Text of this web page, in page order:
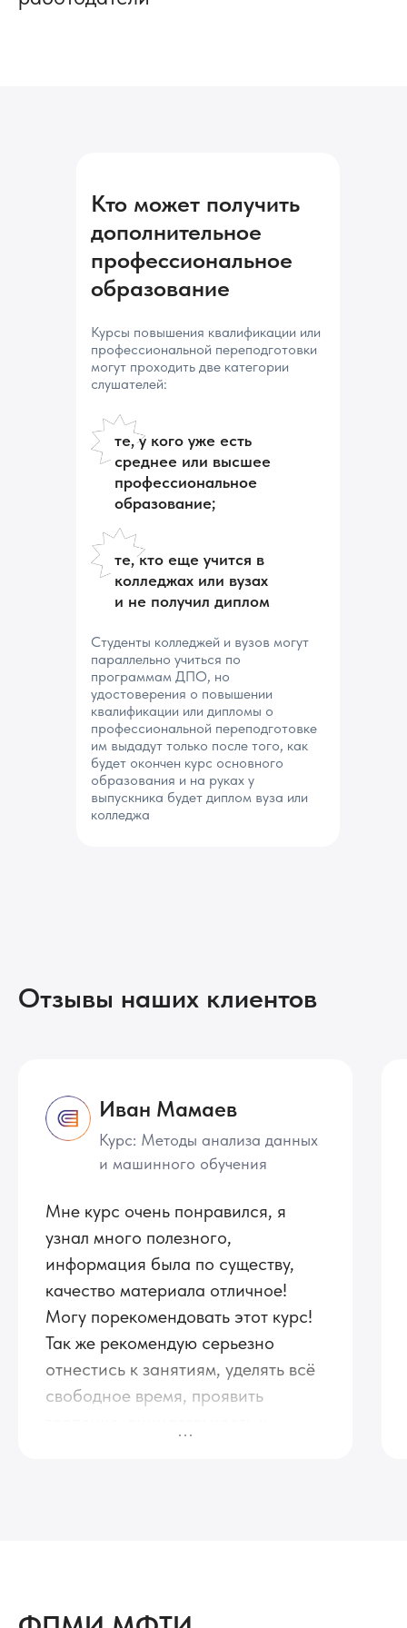
Кто может получить
дополнительное
профессиональное
образование
те, у кого уже есть
среднее или высшее
профессиональное
образование;
Курсы повышения квалификации или
профессиональной переподготовки
могут проходить две категории
слушателей:
те, кто еще учится в
колледжах или вузах
и не получил диплом
Студенты колледжей и вузов могут
параллельно учиться по
программам ДПО, но
удостоверения о повышении
квалификации или дипломы о
профессиональной переподготовке
им выдадут только после того, как
будет окончен курс основного
образования и на руках у
выпускника будет диплом вуза или
колледжа
Отзывы наших клиентов
Иван Мамаев
Курс: Методы анализа данных
и машинного обучения
Мне курс очень понравился, я
узнал много полезного,
информация была по существу,
качество материала отличное!
Могу порекомендовать этот курс!
Так же рекомендую серьезно
отнестись к занятиям, уделять всё
свободное время, проявить